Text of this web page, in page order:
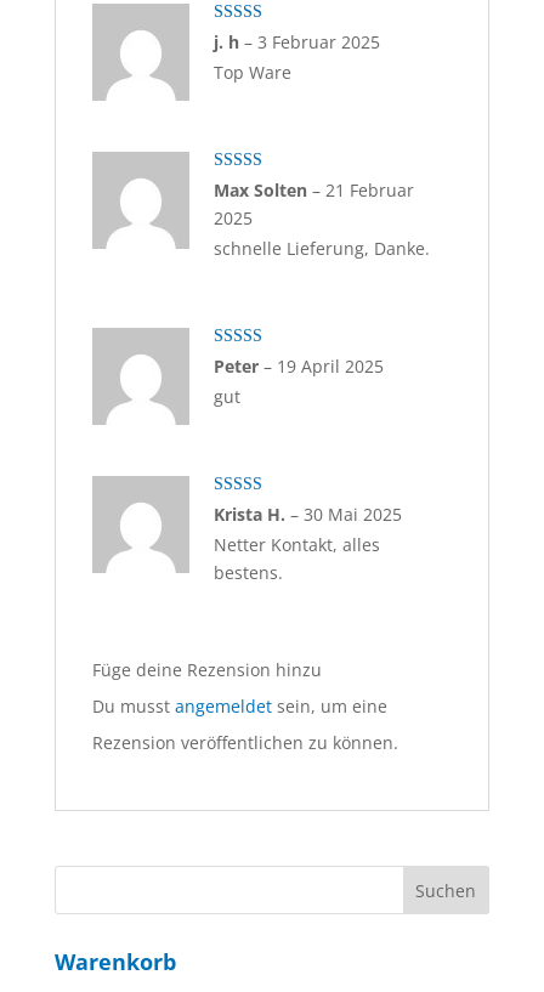
Bewertet mit
5von 5
j. h – 3 Februar 2025
Top Ware
Bewertet mit
5von 5
Max Solten – 21 Februar
2025
schnelle Lieferung, Danke.
Bewertet mit
5 von 5
Peter – 19 April 2025
gut
Bewertet mit
5von 5
Krista H. – 30 Mai 2025
Netter Kontakt, alles
bestens.
Füge deine Rezension hinzu
Du musst angemeldetsein, um eine
Rezension veröffentlichen zu können.
Warenkorb